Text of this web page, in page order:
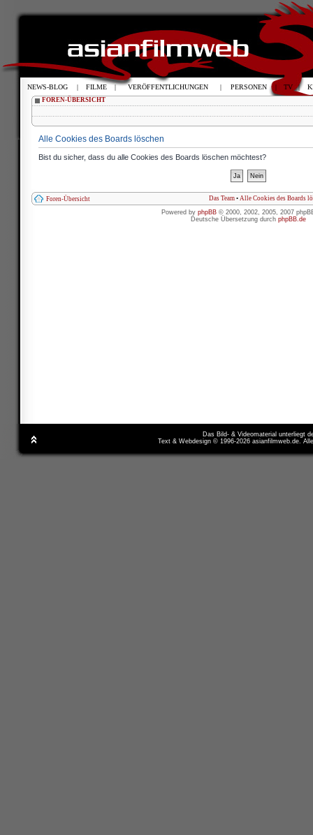
FOREN-ÜBERSICHT
Alle Cookies des Boards löschen
Bist du sicher, dass du alle Cookies des Boards löschen möchtest?
Foren-Übersicht Das Team • Alle Cookies des Boards
Powered by phpBB © 2000, 2002, 2005, 2007
Deutsche Übersetzung durch phpBB.de
Das Bild- & Videomaterial unterliegt
Text & Webdesign © 1996-2026 asianfilmweb.de.
NEWS-BLOG | FILME | VERÖFFENTLICHUNGEN | PERSONEN | TV |